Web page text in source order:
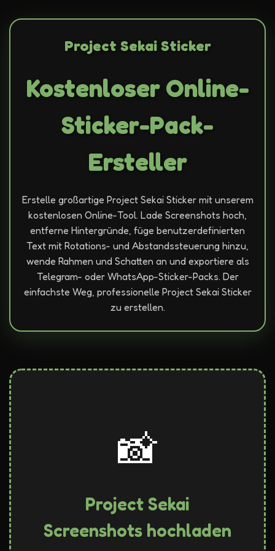
Project Sekai Sticker
Kostenloser Online-
Sticker-Pack-
Ersteller
Erstelle großartige Project Sekai Sticker mit unserem
kostenlosen Online-Tool. Lade Screenshots hoch,
entferne Hintergründe, füge benutzerdefinierten
Text mit Rotations- und Abstandssteuerung hinzu,
wende Rahmen und Schatten an und exportiere als
Telegram- oder WhatsApp-Sticker-Packs. Der
einfachste Weg, professionelle Project Sekai Sticker
zu erstellen.
📸
Project Sekai
Screenshots hochladen